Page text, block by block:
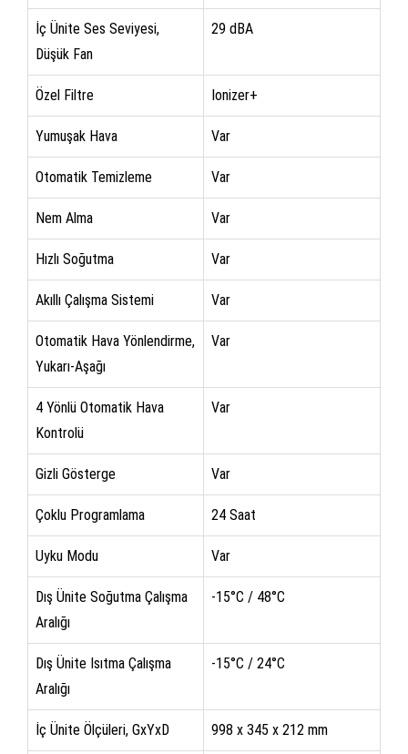
İç Ünite Ses Seviyesi,
Düşük Fan
29 dBA
Özel Filtre Ionizer+
Yumuşak Hava Var
Otomatik Temizleme Var
Nem Alma Var
Hızlı Soğutma Var
Akıllı Çalışma Sistemi Var
Otomatik Hava Yönlendirme,
Yukarı-Aşağı
Var
4 Yönlü Otomatik Hava
Kontrolü
Var
Gizli Gösterge Var
Çoklu Programlama 24 Saat
Uyku Modu Var
Dış Ünite Soğutma Çalışma
Aralığı
-15°C / 48°C
Dış Ünite Isıtma Çalışma
Aralığı
-15°C / 24°C
İç Ünite Ölçüleri, GxYxD 998 x 345 x 212 mm